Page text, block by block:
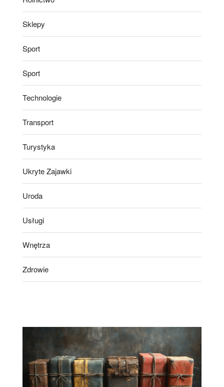
Sklepy
Sport
Sport
Technologie
Transport
Turystyka
Ukryte Zajawki
Uroda
Usługi
Wnętrza
Zdrowie